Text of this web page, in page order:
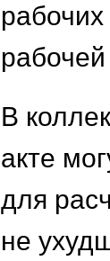
В
акте
для
не